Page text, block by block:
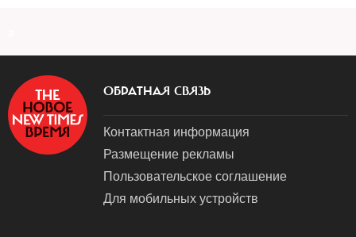
ОБРАТНАЯ СВЯЗЬ
Контактная информация
Размещение рекламы
Пользовательское соглашение
Для мобильных устройств